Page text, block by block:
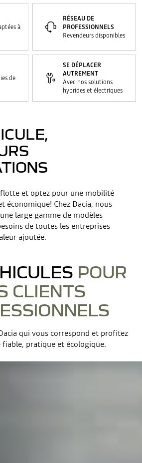
à
RÉSEAU DE
PROFESSIONNELS
Revendeurs disponibles
de
SE DÉPLACER
AUTREMENT
Avec nos solutions
hybrides et électriques
Autorisez le dépôt de cookies social
au contenu. (CTA - Autoriser)
REFUSER
et optez pour une mobilité
économique! Chez Dacia, nous
large gamme de modèles
de toutes les entreprises
ajoutée.
POUR
CLIENTS
qui vous correspond et profitez
fiable, pratique et écologique.